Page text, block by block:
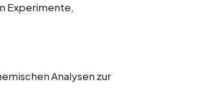
Experimente,
Analysen zur